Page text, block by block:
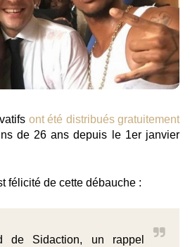
ont été distribués gratuitement
de 26 ans depuis le 1er janvier
félicité de cette débauche :
de Sidaction, un rappel